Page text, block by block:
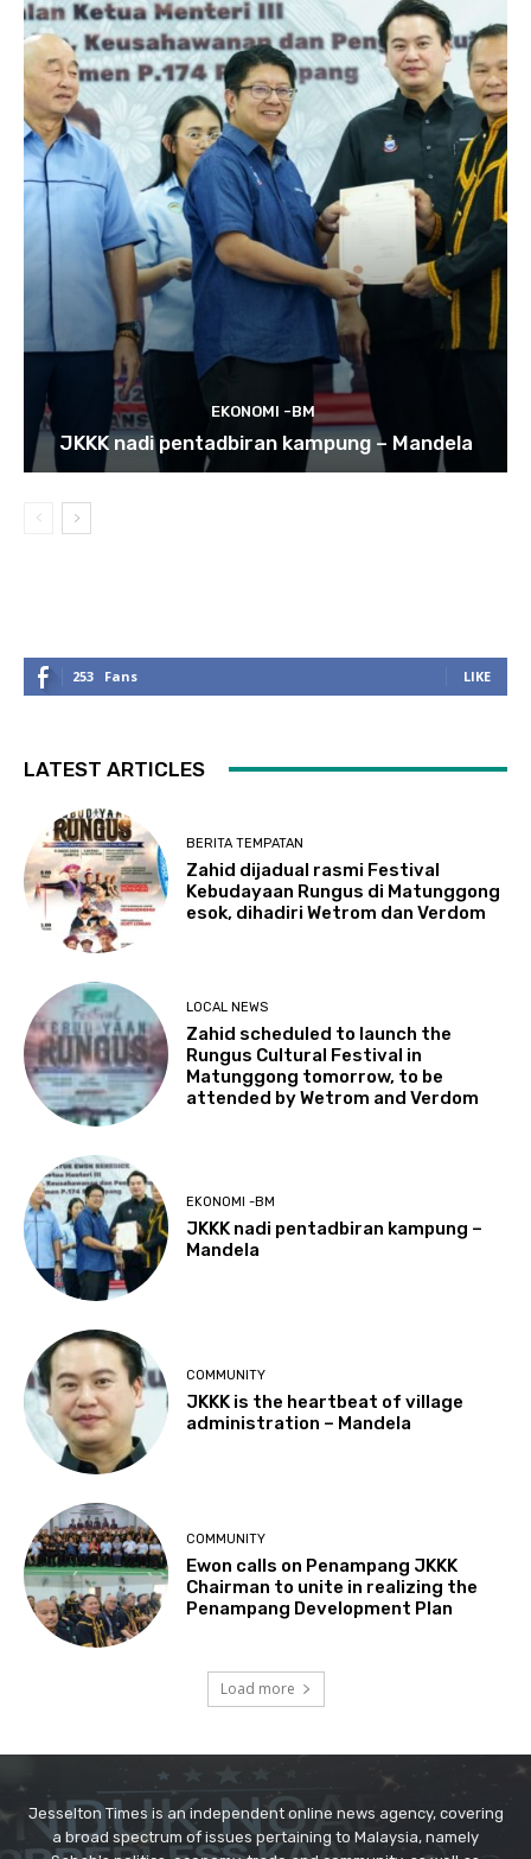
Jesselton Times is an independent online news agency, covering
a broad spectrum of issues pertaining to Malaysia, namely